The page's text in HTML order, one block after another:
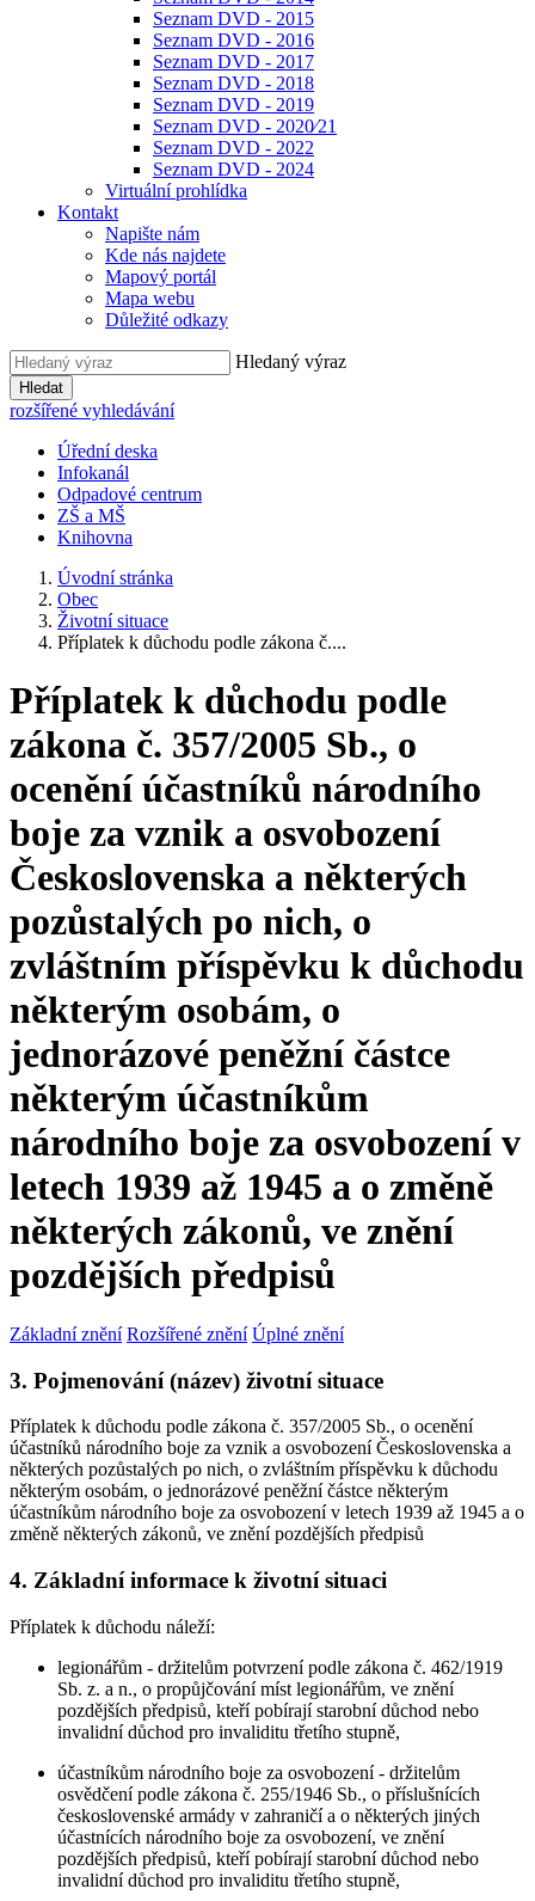
Seznam DVD - 2015
Seznam DVD - 2016
Seznam DVD - 2017
Seznam DVD - 2018
Seznam DVD - 2019
Seznam DVD - 2020⁄21
Seznam DVD - 2022
Seznam DVD - 2024
Virtuální prohlídka
Kontakt
Napište nám
Kde nás najdete
Mapový portál
Mapa webu
Důležité odkazy
Hledaný výraz
Hledat
rozšířené vyhledávání
Úřední deska
Infokanál
Odpadové centrum
ZŠ a MŠ
Knihovna
Úvodní stránka
Obec
Životní situace
Příplatek k důchodu podle zákona č....
Příplatek k důchodu podle
zákona č. 357/2005 Sb., o
ocenění účastníků národního
boje za vznik a osvobození
Československa a některých
pozůstalých po nich, o
zvláštním příspěvku k důchodu
některým osobám, o
jednorázové peněžní částce
některým účastníkům
národního boje za osvobození v
letech 1939 až 1945 a o změně
některých zákonů, ve znění
pozdějších předpisů
Základní znění Rozšířené znění Úplné znění
3. Pojmenování (název) životní situace
Příplatek k důchodu podle zákona č. 357/2005 Sb., o ocenění
účastníků národního boje za vznik a osvobození Československa a
některých pozůstalých po nich, o zvláštním příspěvku k důchodu
některým osobám, o jednorázové peněžní částce některým
účastníkům národního boje za osvobození v letech 1939 až 1945 a o
změně některých zákonů, ve znění pozdějších předpisů
4. Základní informace k životní situaci
Příplatek k důchodu náleží:
legionářům - držitelům potvrzení podle zákona č. 462/1919
Sb. z. a n., o propůjčování míst legionářům, ve znění
pozdějších předpisů, kteří pobírají starobní důchod nebo
invalidní důchod pro invaliditu třetího stupně,
účastníkům národního boje za osvobození - držitelům
osvědčení podle zákona č. 255/1946 Sb., o příslušnících
československé armády v zahraničí a o některých jiných
účastnících národního boje za osvobození, ve znění
pozdějších předpisů, kteří pobírají starobní důchod nebo
invalidní důchod pro invaliditu třetího stupně,